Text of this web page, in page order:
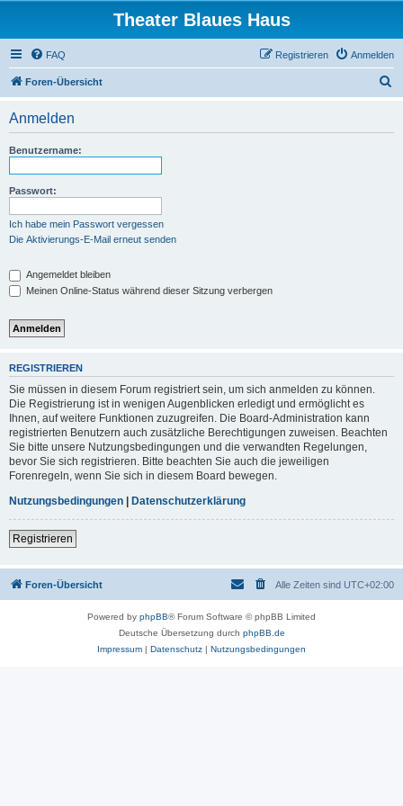
Theater Blaues Haus
FAQ Anmelden
Registrieren
Foren-Übersicht
Anmelden
Benutzername:
Passwort:
Ich habe mein Passwort vergessen
Die Aktivierungs-E-Mail erneut senden
Angemeldet bleiben
Meinen Online-Status während dieser Sitzung verbergen
REGISTRIEREN
Sie müssen in diesem Forum registriert sein, um sich anmelden zu können.
Die Registrierung ist in wenigen Augenblicken erledigt und ermöglicht es
Ihnen, auf weitere Funktionen zuzugreifen. Die Board-Administration kann
registrierten Benutzern auch zusätzliche Berechtigungen zuweisen. Beachten
Sie bitte unsere Nutzungsbedingungen und die verwandten Regelungen,
bevor Sie sich registrieren. Bitte beachten Sie auch die jeweiligen
Forenregeln, wenn Sie sich in diesem Board bewegen.
Nutzungsbedingungen | Datenschutzerklärung
Registrieren
Foren-Übersicht Alle Zeiten sind UTC+02:00
Powered by phpBB® Forum Software © phpBB Limited
Deutsche Übersetzung durch phpBB.de
Impressum | Datenschutz | Nutzungsbedingungen